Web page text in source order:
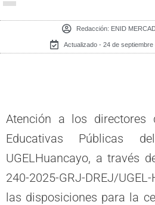
Redacción: ENID
Actualizado - 24 de septiembre
Atención a los directores
Educativas Públicas
UGELHuancayo, a través
240-2025-GRJ-DREJ/
las disposiciones para la